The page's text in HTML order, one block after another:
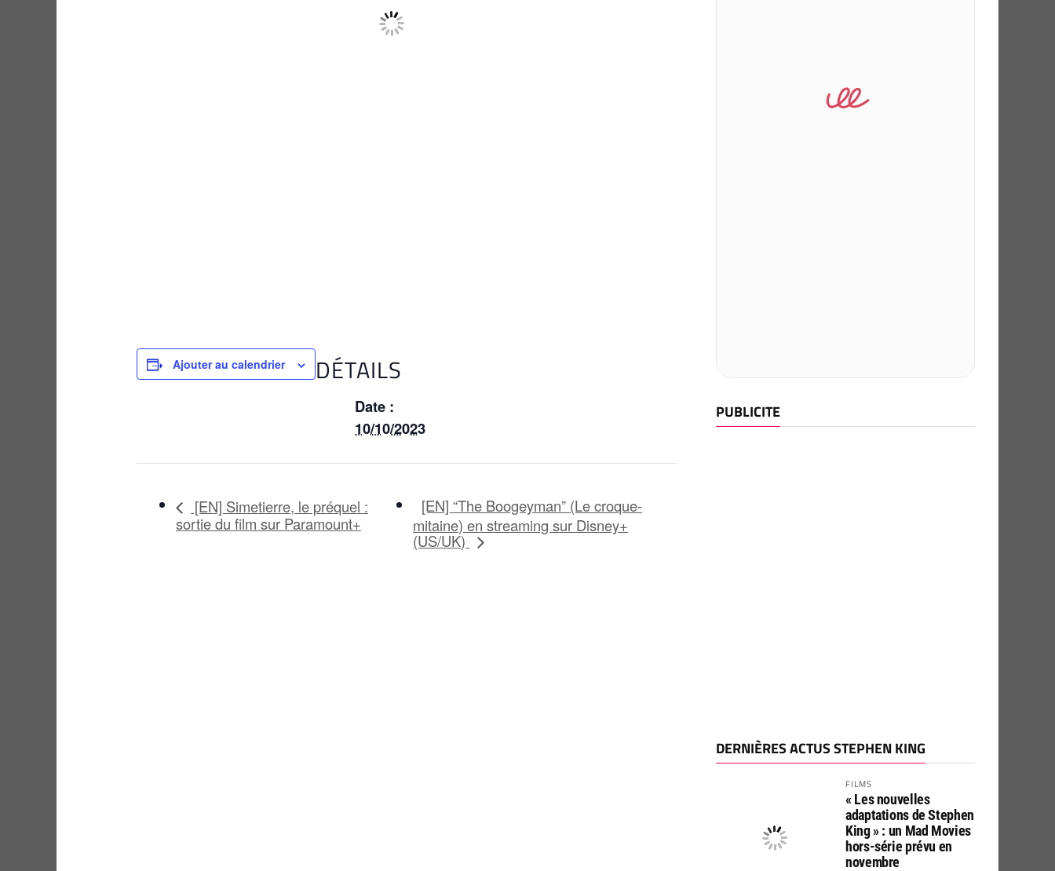
Ajouter au calendrier DÉTAILS
Date :
10/10/2023
[EN] Simetierre, le préquel :
sortie du film sur Paramount+
[EN] “The Boogeyman” (Le croque-
mitaine) en streaming sur Disney+
(US/UK)
PUBLICITE
DERNIÈRES ACTUS STEPHEN KING
FILMS
« Les nouvelles
adaptations de Stephen
King » : un Mad Movies
hors-série prévu en
novembre